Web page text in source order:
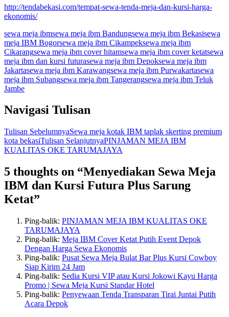
http://tendabekasi.com/tempat-sewa-tenda-meja-dan-kursi-harga-
ekonomis/
sewa meja ibmsewa meja ibm Bandungsewa meja ibm Bekasisewa
meja IBM Bogorsewa meja ibm Cikampeksewa meja ibm
Cikarangsewa meja ibm cover hitamsewa meja ibm cover ketatsewa
meja ibm dan kursi futurasewa meja ibm Depoksewa meja ibm
Jakartasewa meja ibm Karawangsewa meja ibm Purwakartasewa
meja ibm Subangsewa meja ibm Tangerangsewa meja ibm Teluk
Jambe
Navigasi Tulisan
Tulisan SebelumnyaSewa meja kotak IBM taplak skerting premium
kota bekasiTulisan SelanjutnyaPINJAMAN MEJA IBM
KUALITAS OKE TARUMAJAYA
5 thoughts on “Menyediakan Sewa Meja
IBM dan Kursi Futura Plus Sarung
Ketat”
Ping-balik: PINJAMAN MEJA IBM KUALITAS OKE
TARUMAJAYA
Ping-balik: Meja IBM Cover Ketat Putih Event Depok
Dengan Harga Sewa Ekonomis
Ping-balik: Pusat Sewa Meja Bulat Bar Plus Kursi Cowboy
Siap Kirim 24 Jam
Ping-balik: Sedia Kursi VIP atau Kursi Jokowi Kayu Harga
Promo | Sewa Meja Kursi Standar Hotel
Ping-balik: Penyewaan Tenda Transparan Tirai Juntai Putih
Acara Depok